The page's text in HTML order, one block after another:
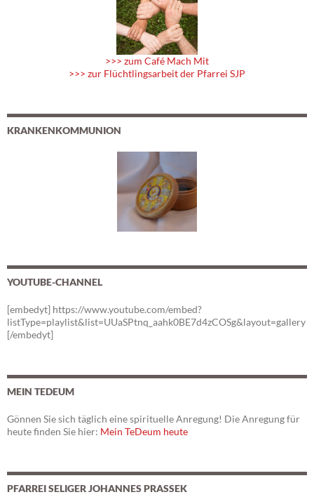
>>> zum Café Mach Mit
>>> zur Flüchtlingsarbeit der Pfarrei SJP
KRANKENKOMMUNION
YOUTUBE-CHANNEL
[embedyt] https://www.youtube.com/embed?
listType=playlist&list=UUaSPtnq_aahk0BE7d4zCOSg&layout=gallery
[/embedyt]
MEIN TEDEUM
Gönnen Sie sich täglich eine spirituelle Anregung! Die Anregung für
heute finden Sie hier: Mein TeDeum heute
PFARREI SELIGER JOHANNES PRASSEK